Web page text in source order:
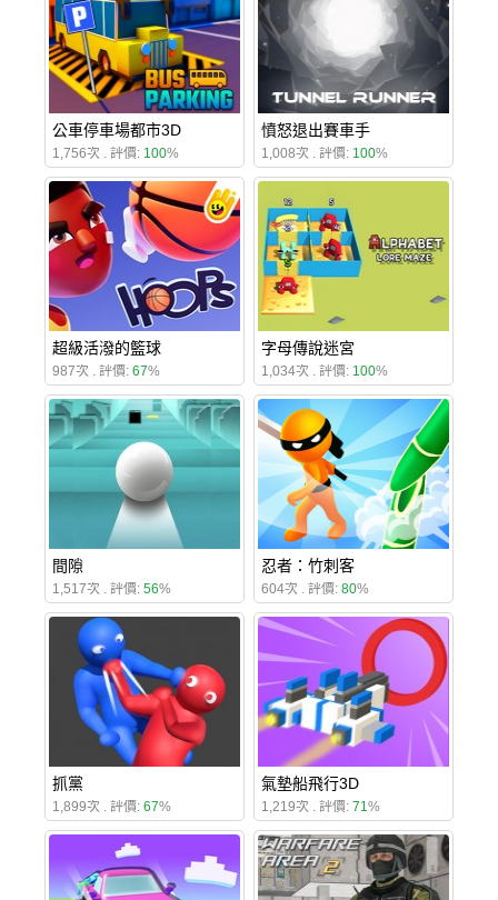
公車停車場都市3D
1,756次 . 評價: 100%
憤怒退出賽車手
1,008次 . 評價: 100%
超級活潑的籃球
987次 . 評價: 67%
字母傳說迷宮
1,034次 . 評價: 100%
間隙
1,517次 . 評價: 56%
忍者：竹刺客
604次 . 評價: 80%
抓黨
1,899次 . 評價: 67%
氣墊船飛行3D
1,219次 . 評價: 71%